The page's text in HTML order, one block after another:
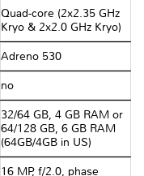
Quad-core (2x2.35 GHz
Kryo & 2x2.0 GHz Kryo)
Adreno 530
no
32/64 GB, 4 GB RAM or
64/128 GB, 6 GB RAM
(64GB/4GB in US)
16 MP, f/2.0, phase